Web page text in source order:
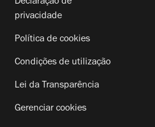
privacidade
Política de cookies
Condições de utilização
Lei da Transparência
Gerenciar cookies